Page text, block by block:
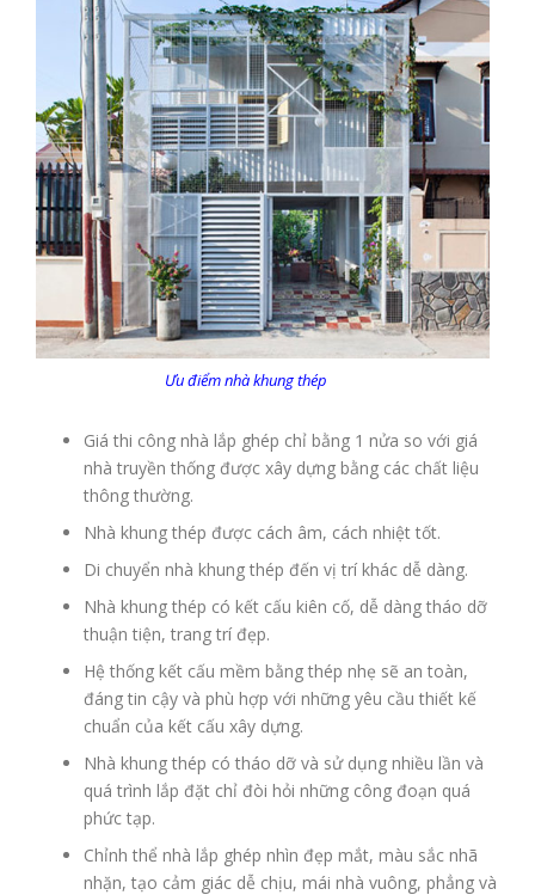
Ưu điểm nhà khung thép
Giá thi công nhà lắp ghép chỉ bằng 1 nửa so với giá
nhà truyền thống được xây dựng bằng các chất liệu
thông thường.
Nhà khung thép được cách âm, cách nhiệt tốt.
Di chuyển nhà khung thép đến vị trí khác dễ dàng.
Nhà khung thép có kết cấu kiên cố, dễ dàng tháo dỡ
thuận tiện, trang trí đẹp.
Hệ thống kết cấu mềm bằng thép nhẹ sẽ an toàn,
đáng tin cậy và phù hợp với những yêu cầu thiết kế
chuẩn của kết cấu xây dựng.
Nhà khung thép có tháo dỡ và sử dụng nhiều lần và
quá trình lắp đặt chỉ đòi hỏi những công đoạn quá
phức tạp.
Chỉnh thể nhà lắp ghép nhìn đẹp mắt, màu sắc nhã
nhặn, tạo cảm giác dễ chịu, mái nhà vuông, phẳng và